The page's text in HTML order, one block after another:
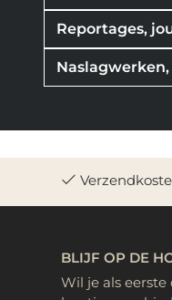
Reportages,
BLIJF OP DE
Wil je als